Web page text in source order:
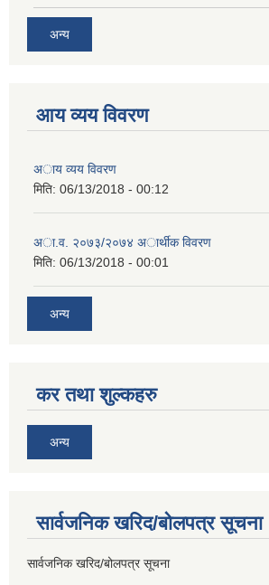
अन्य
आय व्यय विवरण
अाय व्यय विवरण
मिति: 06/13/2018 - 00:12
अा.व. २०७३/२०७४ अार्थीक विवरण
मिति: 06/13/2018 - 00:01
अन्य
कर तथा शुल्कहरु
अन्य
सार्वजनिक खरिद/बोलपत्र सूचना
सार्वजनिक खरिद/बोलपत्र सूचना